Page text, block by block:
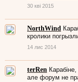
30 кві 2015
NorthWind
кролики
14 лис 2014
terRen
але форум не